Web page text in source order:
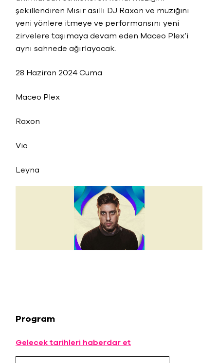
şekillendiren Mısır asıllı DJ Raxon ve müziğini
yeni yönlere itmeye ve performansını yeni
zirvelere taşımaya devam eden Maceo Plex’i
aynı sahnede ağırlayacak.
28 Haziran 2024 Cuma
Maceo Plex
Raxon
Via
Leyna
Program
Gelecek tarihleri haberdar et